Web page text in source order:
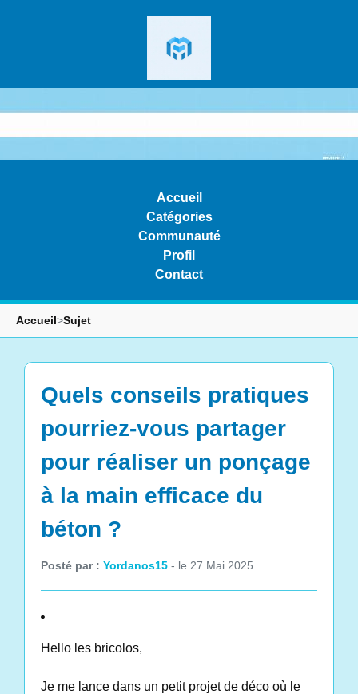
Accueil
Catégories
Communauté
Profil
Contact
Accueil>Sujet
Quels conseils pratiques
pourriez-vous partager
pour réaliser un ponçage
à la main efficace du
béton ?
Posté par : Yordanos15 - le 27 Mai 2025
Hello les bricolos,
Je me lance dans un petit projet de déco où le